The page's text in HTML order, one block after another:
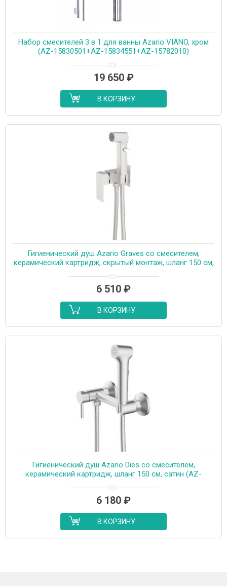
Набор смесителей 3 в 1 для ванны Azario VIANO, хром
(AZ-15830501+AZ-15834551+AZ-15782010)
19 650 ₽
В КОРЗИНУ
Гигиенический душ Azario Graves со смесителем,
керамический картридж, скрытый монтаж, шланг 150 см,
6 510 ₽
В КОРЗИНУ
Гигиенический душ Azario Dies со смесителем,
керамический картридж, шланг 150 см, сатин (AZ-
6 180 ₽
В КОРЗИНУ